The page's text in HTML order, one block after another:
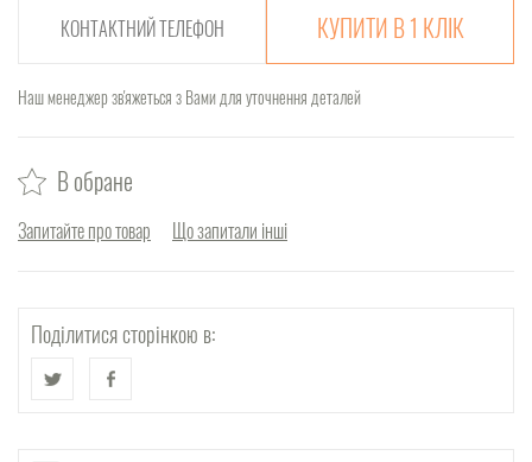
КУПИТИ В 1 КЛІК
Наш менеджер зв'яжеться з Вами для уточнення деталей
В обране
Запитайте про товар Що запитали інші
Поділитися сторінкою в: